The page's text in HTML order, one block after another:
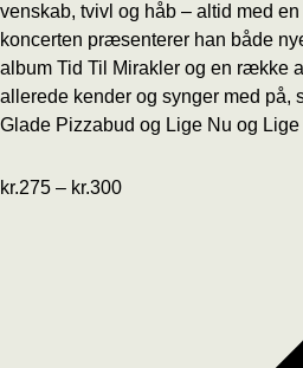
venskab, tvivl og håb – altid med
koncerten præsenterer han både
album Tid Til Mirakler og en række
allerede kender og synger med på,
Glade Pizzabud og Lige Nu og
kr.275 – kr.300